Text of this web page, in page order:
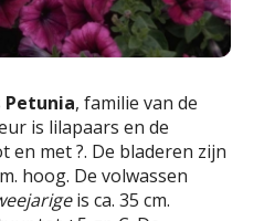
Petunia, familie van de
is lilapaars en de
en met ?. De bladeren zijn
hoog. De volwassen
is ca. 35 cm.